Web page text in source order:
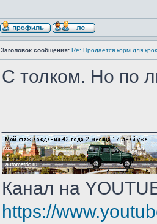
Заголовок сообщения: Re: Продается корм для
С толком. Но по
Канал на
https://